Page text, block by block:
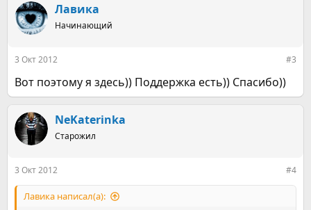
к
ц
и
Лавика
Начинающий
3 Окт 2012 #3
Вот поэтому я здесь)) Поддержка есть)) Спасибо))
NeKaterinka
Старожил
3 Окт 2012 #4
Лавика написал(а):